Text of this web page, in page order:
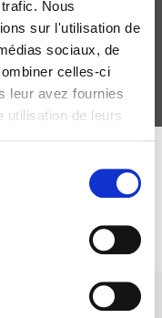
Nous
sur l'utilisation de
sociaux, de
celles-ci
leur avez fournies
utilisation de leurs